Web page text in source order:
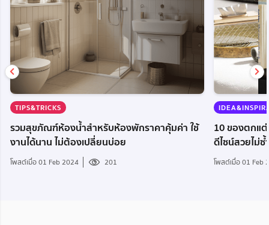
TIPS&TRICKS
รวมสุขภัณฑ์ห้องน้ำสำหรับห้องพักราคาคุ้มค่า ใช้
งานได้นาน ไม่ต้องเปลี่ยนบ่อย
โพสต์เมื่อ 01 Feb 2024 201
10 ของตกแ
ดีไซน์สวยไม่ซ้
โพสต์เมื่อ 01 Feb